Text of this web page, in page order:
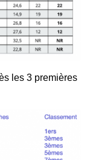
les 3 premières